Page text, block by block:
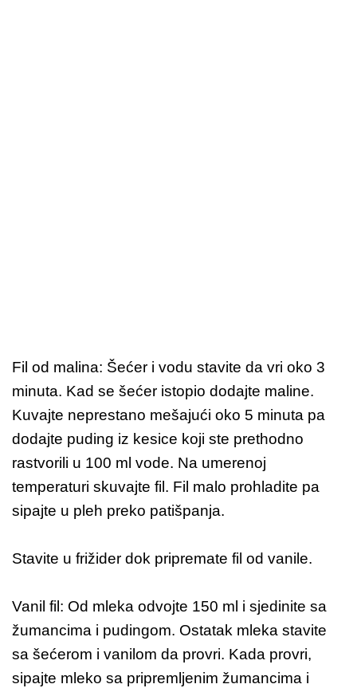
Fil od malina: Šećer i vodu stavite da vri oko 3
minuta. Kad se šećer istopio dodajte maline.
Kuvajte neprestano mešajući oko 5 minuta pa
dodajte puding iz kesice koji ste prethodno
rastvorili u 100 ml vode. Na umerenoj
temperaturi skuvajte fil. Fil malo prohladite pa
sipajte u pleh preko patišpanja.
Stavite u frižider dok pripremate fil od vanile.
Vanil fil: Od mleka odvojte 150 ml i sjedinite sa
žumancima i pudingom. Ostatak mleka stavite
sa šećerom i vanilom da provri. Kada provri,
sipajte mleko sa pripremljenim žumancima i